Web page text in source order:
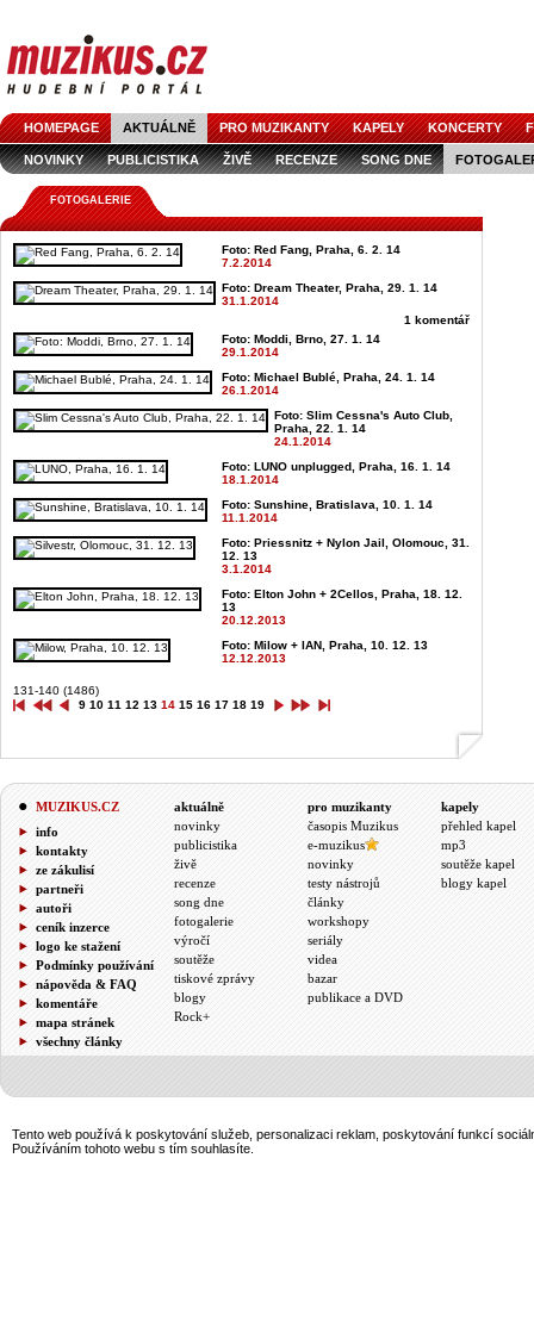
HOMEPAGE AKTUÁLNĚ PRO MUZIKANTY KAPELY KONCERTY
NOVINKY PUBLICISTIKA ŽIVĚ RECENZE SONG DNE
FOTOGALERIE
Foto: Red Fang, Praha, 6. 2. 14
7.2.2014
Foto: Dream Theater, Praha, 29. 1. 14
31.1.2014
1 komentář
Foto: Moddi, Brno, 27. 1. 14
29.1.2014
Foto: Michael Bublé, Praha, 24. 1. 14
26.1.2014
Foto: Slim Cessna's Auto Club,
Praha, 22. 1. 14
24.1.2014
Foto: LUNO unplugged, Praha, 16. 1. 14
18.1.2014
Foto: Sunshine, Bratislava, 10. 1. 14
11.1.2014
Foto: Priessnitz + Nylon Jail, Olomouc, 31.
12. 13
3.1.2014
Foto: Elton John + 2Cellos, Praha, 18. 12.
13
20.12.2013
Foto: Milow + IAN, Praha, 10. 12. 13
12.12.2013
131-140 (1486)
9 10 11 12 13 14 15 16 17 18 19
MUZIKUS.CZ
info
kontakty
ze zákulisí
partneři
autoři
ceník inzerce
logo ke stažení
Podmínky používání
nápověda & FAQ
komentáře
mapa stránek
všechny články
aktuálně
novinky
publicistika
živě
recenze
song dne
fotogalerie
výročí
soutěže
tiskové zprávy
blogy
Rock+
pro muzikanty
časopis Muzikus
e-muzikus
novinky
testy nástrojů
články
workshopy
seriály
videa
bazar
publikace a DVD
kapely
přehled kapel
mp3
soutěže kapel
blogy kapel
Tento web používá k poskytování služeb, personalizaci reklam, poskytování funkcí
Používáním tohoto webu s tím souhlasíte.